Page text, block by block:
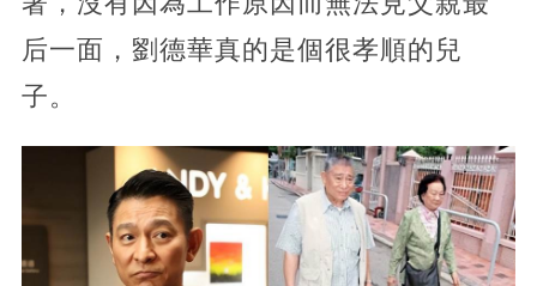
后一面，劉德華真的是個很孝順的兒
子。